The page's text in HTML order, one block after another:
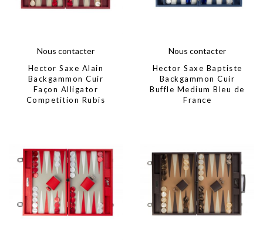
Nous contacter
Hector Saxe Alain
Backgammon Cuir
Façon Alligator
Competition Rubis
Nous contacter
Hector Saxe Baptiste
Backgammon Cuir
Buffle Medium Bleu de
France